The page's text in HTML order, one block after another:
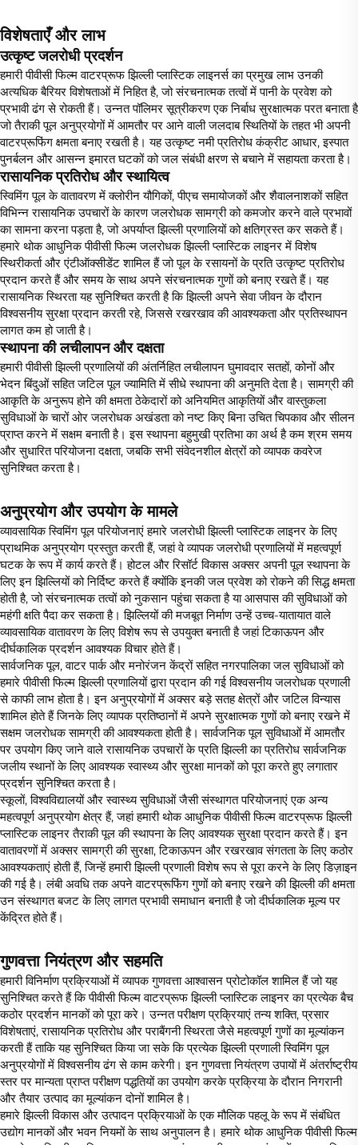
विशेषताएँ और लाभ
उत्कृष्ट जलरोधी प्रदर्शन
हमारी पीवीसी फिल्म वाटरप्रूफ झिल्ली प्लास्टिक लाइनर्स का प्रमुख लाभ उनकी
अत्यधिक बैरियर विशेषताओं में निहित है, जो संरचनात्मक तत्वों में पानी के प्रवेश को
प्रभावी ढंग से रोकती हैं। उन्नत पॉलिमर सूत्रीकरण एक निर्बाध सुरक्षात्मक परत बनाता है
जो तैराकी पूल अनुप्रयोगों में आमतौर पर आने वाली जलदाब स्थितियों के तहत भी अपनी
वाटरप्रूफिंग क्षमता बनाए रखती है। यह उत्कृष्ट नमी प्रतिरोध कंक्रीट आधार, इस्पात
पुनर्बलन और आसन्न इमारत घटकों को जल संबंधी क्षरण से बचाने में सहायता करता है।
रासायनिक प्रतिरोध और स्थायित्व
स्विमिंग पूल के वातावरण में क्लोरीन यौगिकों, पीएच समायोजकों और शैवालनाशकों सहित
विभिन्न रासायनिक उपचारों के कारण जलरोधक सामग्री को कमजोर करने वाले प्रभावों
का सामना करना पड़ता है, जो अपर्याप्त झिल्ली प्रणालियों को क्षतिग्रस्त कर सकते हैं।
हमारे थोक आधुनिक पीवीसी फिल्म जलरोधक झिल्ली प्लास्टिक लाइनर में विशेष
स्थिरीकर्ता और एंटीऑक्सीडेंट शामिल हैं जो पूल के रसायनों के प्रति उत्कृष्ट प्रतिरोध
प्रदान करते हैं और समय के साथ अपने संरचनात्मक गुणों को बनाए रखते हैं। यह
रासायनिक स्थिरता यह सुनिश्चित करती है कि झिल्ली अपने सेवा जीवन के दौरान
विश्वसनीय सुरक्षा प्रदान करती रहे, जिससे रखरखाव की आवश्यकता और प्रतिस्थापन
लागत कम हो जाती है।
स्थापना की लचीलापन और दक्षता
हमारी पीवीसी झिल्ली प्रणालियों की अंतर्निहित लचीलापन घुमावदार सतहों, कोनों और
भेदन बिंदुओं सहित जटिल पूल ज्यामिति में सीधे स्थापना की अनुमति देता है। सामग्री की
आकृति के अनुरूप होने की क्षमता ठेकेदारों को अनियमित आकृतियों और वास्तुकला
सुविधाओं के चारों ओर जलरोधक अखंडता को नष्ट किए बिना उचित चिपकाव और सीलन
प्राप्त करने में सक्षम बनाती है। इस स्थापना बहुमुखी प्रतिभा का अर्थ है कम श्रम समय
और सुधारित परियोजना दक्षता, जबकि सभी संवेदनशील क्षेत्रों को व्यापक कवरेज
सुनिश्चित करता है।
अनुप्रयोग और उपयोग के मामले
व्यावसायिक स्विमिंग पूल परियोजनाएं हमारे जलरोधी झिल्ली प्लास्टिक लाइनर के लिए
प्राथमिक अनुप्रयोग प्रस्तुत करती हैं, जहां वे व्यापक जलरोधी प्रणालियों में महत्वपूर्ण
घटक के रूप में कार्य करते हैं। होटल और रिसॉर्ट विकास अक्सर अपनी पूल स्थापना के
लिए इन झिल्लियों को निर्दिष्ट करते हैं क्योंकि इनकी जल प्रवेश को रोकने की सिद्ध क्षमता
होती है, जो संरचनात्मक तत्वों को नुकसान पहुंचा सकता है या आसपास की सुविधाओं को
महंगी क्षति पैदा कर सकता है। झिल्लियों की मजबूत निर्माण उन्हें उच्च-यातायात वाले
व्यावसायिक वातावरण के लिए विशेष रूप से उपयुक्त बनाती है जहां टिकाऊपन और
दीर्घकालिक प्रदर्शन आवश्यक विचार होते हैं।
सार्वजनिक पूल, वाटर पार्क और मनोरंजन केंद्रों सहित नगरपालिका जल सुविधाओं को
हमारे पीवीसी फिल्म झिल्ली प्रणालियों द्वारा प्रदान की गई विश्वसनीय जलरोधक प्रणाली
से काफी लाभ होता है। इन अनुप्रयोगों में अक्सर बड़े सतह क्षेत्रों और जटिल विन्यास
शामिल होते हैं जिनके लिए व्यापक प्रतिष्ठानों में अपने सुरक्षात्मक गुणों को बनाए रखने में
सक्षम जलरोधक सामग्री की आवश्यकता होती है। सार्वजनिक पूल सुविधाओं में आमतौर
पर उपयोग किए जाने वाले रासायनिक उपचारों के प्रति झिल्ली का प्रतिरोध सार्वजनिक
जलीय स्थानों के लिए आवश्यक स्वास्थ्य और सुरक्षा मानकों को पूरा करते हुए लगातार
प्रदर्शन सुनिश्चित करता है।
स्कूलों, विश्वविद्यालयों और स्वास्थ्य सुविधाओं जैसी संस्थागत परियोजनाएं एक अन्य
महत्वपूर्ण अनुप्रयोग क्षेत्र हैं, जहां हमारी थोक आधुनिक पीवीसी फिल्म वाटरप्रूफ झिल्ली
प्लास्टिक लाइनर तैराकी पूल की स्थापना के लिए आवश्यक सुरक्षा प्रदान करते हैं। इन
वातावरणों में अक्सर सामग्री की सुरक्षा, टिकाऊपन और रखरखाव संगतता के लिए कठोर
आवश्यकताएं होती हैं, जिन्हें हमारी झिल्ली प्रणाली विशेष रूप से पूरा करने के लिए डिज़ाइन
की गई है। लंबी अवधि तक अपने वाटरप्रूफिंग गुणों को बनाए रखने की झिल्ली की क्षमता
उन संस्थागत बजट के लिए लागत प्रभावी समाधान बनाती है जो दीर्घकालिक मूल्य पर
केंद्रित होते हैं।
गुणवत्ता नियंत्रण और सहमति
हमारी विनिर्माण प्रक्रियाओं में व्यापक गुणवत्ता आश्वासन प्रोटोकॉल शामिल हैं जो यह
सुनिश्चित करते हैं कि पीवीसी फिल्म वाटरप्रूफ झिल्ली प्लास्टिक लाइनर का प्रत्येक बैच
कठोर प्रदर्शन मानकों को पूरा करे। उन्नत परीक्षण प्रक्रियाएं तन्य शक्ति, प्रसार
विशेषताएं, रासायनिक प्रतिरोध और पराबैंगनी स्थिरता जैसे महत्वपूर्ण गुणों का मूल्यांकन
करती हैं ताकि यह सुनिश्चित किया जा सके कि प्रत्येक झिल्ली प्रणाली स्विमिंग पूल
अनुप्रयोगों में विश्वसनीय ढंग से काम करेगी। इन गुणवत्ता नियंत्रण उपायों में अंतर्राष्ट्रीय
स्तर पर मान्यता प्राप्त परीक्षण पद्धतियों का उपयोग करके प्रक्रिया के दौरान निगरानी
और तैयार उत्पाद का मूल्यांकन दोनों शामिल है।
हमारे झिल्ली विकास और उत्पादन प्रक्रियाओं के एक मौलिक पहलू के रूप में संबंधित
उद्योग मानकों और भवन नियमों के साथ अनुपालन है। हमारे थोक आधुनिक पीवीसी फिल्म